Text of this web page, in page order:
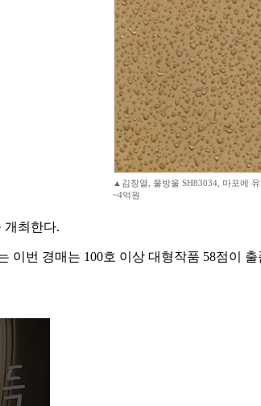
▲김창열, 물방울 SH83034, 마포에
~4억원
개최한다.
이번 경매는 100호 이상 대형작품 58점이